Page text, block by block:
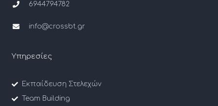
6944794782
info@crossbt.gr
Υπηρεσίες
Εκπαίδευση Στελεχών
Team Building